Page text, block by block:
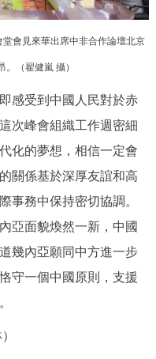
回到頂部
會見來華出席中非合作論壇北京
。（翟健嵐 攝）
受到中國人民對於赤
次峰會組織工作週密細
化的夢想，相信一定會
關係基於深厚友誼和高
事務中保持密切協調。
亞面貌煥然一新，中國
幾內亞願同中方進一步
守一個中國原則，支援